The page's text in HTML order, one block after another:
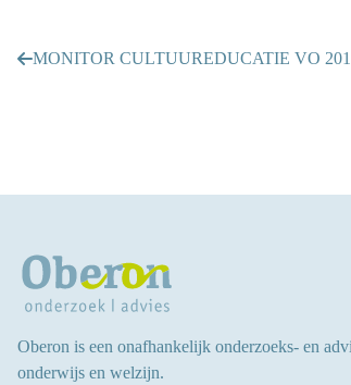
MONITOR CULTUUREDUCATIE VO
Oberon is een onafhankelijk onderzoeks- en
onderwijs en welzijn.